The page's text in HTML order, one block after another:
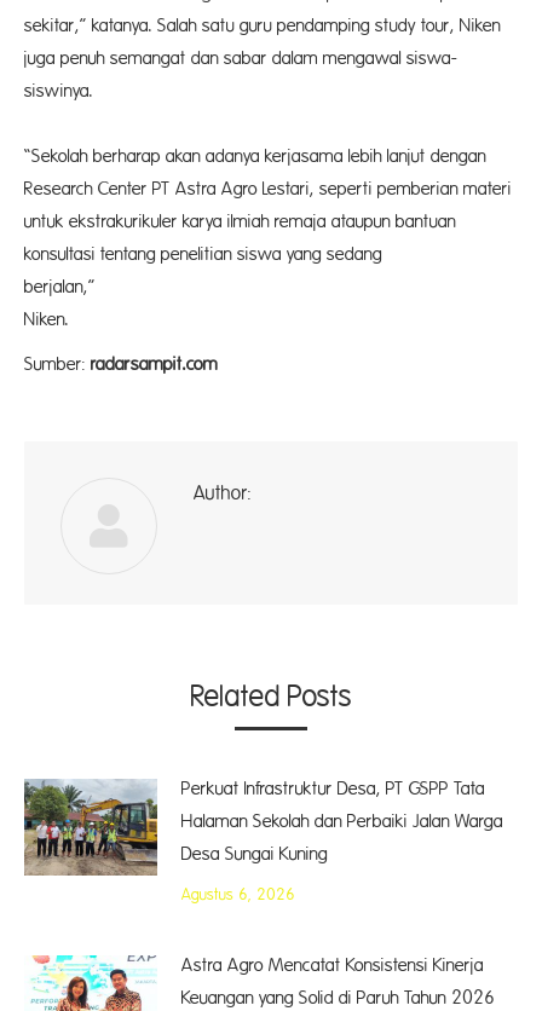
sekitar,” katanya. Salah satu guru pendamping study tour, Niken
juga penuh semangat dan sabar dalam mengawal siswa-
siswinya.
“Sekolah berharap akan adanya kerjasama lebih lanjut dengan
Research Center PT Astra Agro Lestari, seperti pemberian materi
untuk ekstrakurikuler karya ilmiah remaja ataupun bantuan
konsultasi tentang penelitian siswa yang sedang
berjalan,”
Niken.
Sumber: radarsampit.com
Author:
Related Posts
Perkuat Infrastruktur Desa, PT GSPP Tata
Halaman Sekolah dan Perbaiki Jalan Warga
Desa Sungai Kuning
Agustus 6, 2026
Astra Agro Mencatat Konsistensi Kinerja
Keuangan yang Solid di Paruh Tahun 2026